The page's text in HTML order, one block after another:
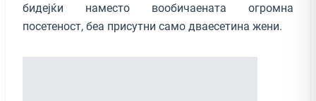
бидејќи наместо вообичаената огромна
посетеност, беа присутни само дваесетина жени.